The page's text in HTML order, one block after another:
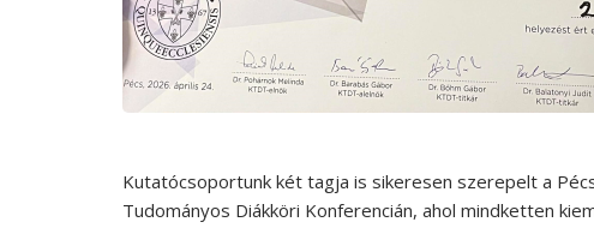
Kutatócsoportunk két tagja is sikeresen szerepelt a
Tudományos Diákköri Konferencián, ahol mindketten